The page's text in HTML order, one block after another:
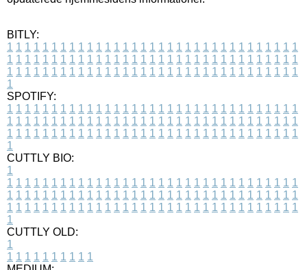
BITLY:
1 1 1 1 1 1 1 1 1 1 1 1 1 1 1 1 1 1 1 1 1 1 1 1 1 1 1 1 1 1 1 1 1
1 1 1 1 1 1 1 1 1 1 1 1 1 1 1 1 1 1 1 1 1 1 1 1 1 1 1 1 1 1 1 1 1
1 1 1 1 1 1 1 1 1 1 1 1 1 1 1 1 1 1 1 1 1 1 1 1 1 1 1 1 1 1 1 1 1
1
SPOTIFY:
1 1 1 1 1 1 1 1 1 1 1 1 1 1 1 1 1 1 1 1 1 1 1 1 1 1 1 1 1 1 1 1 1
1 1 1 1 1 1 1 1 1 1 1 1 1 1 1 1 1 1 1 1 1 1 1 1 1 1 1 1 1 1 1 1 1
1 1 1 1 1 1 1 1 1 1 1 1 1 1 1 1 1 1 1 1 1 1 1 1 1 1 1 1 1 1 1 1 1
1
CUTTLY BIO:
1
1 1 1 1 1 1 1 1 1 1 1 1 1 1 1 1 1 1 1 1 1 1 1 1 1 1 1 1 1 1 1 1 1
1 1 1 1 1 1 1 1 1 1 1 1 1 1 1 1 1 1 1 1 1 1 1 1 1 1 1 1 1 1 1 1 1
1 1 1 1 1 1 1 1 1 1 1 1 1 1 1 1 1 1 1 1 1 1 1 1 1 1 1 1 1 1 1 1 1
1
CUTTLY OLD:
1
1 1 1 1 1 1 1 1 1 1